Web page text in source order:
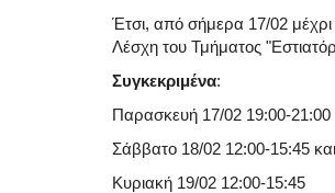
Έτσι, από σήμερα 17/02
Λέσχη του Τμήματος
Συγκεκριμένα:
Παρασκευή 17/02 19:00-21:00
Σάββατο 18/02 12:00-15:45
Κυριακή 19/02 12:00-15:45